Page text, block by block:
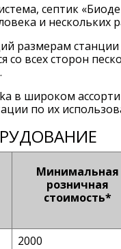
септик
и нескольких
размерам
со всех сторон
в широком
по их
Минимальная
розничная
стоимость*
2000